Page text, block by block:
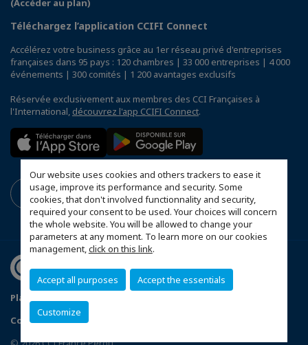
Our website uses cookies and others trackers to ease it
usage, improve its performance and security. Some
cookies, that don't involved functionnality and security,
required your consent to be used. Your choices will concern
the whole website. You will be allowed to change your
parameters at any moment. To learn more on our cookies
management,click on this link.
Accept all purposes Accept the essentials
Customize
(Accéder au plan)
Téléchargez l’application CCIFI Connect
Accélérez votre business grâce au 1er réseau privé d'entreprises
françaises dans 95 pays : 120 chambres | 33 000 entreprises | 4 000
événements | 300 comités | 1 200 avantages exclusifs
Réservée exclusivement aux membres des CCI Françaises à
l'International, découvrez l'app CCIFI Connect.
Plan du site
Configurer vos préférences cookies